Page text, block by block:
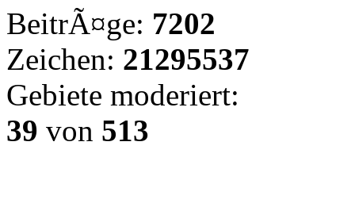
BeitrÃ¤ge: 7202
Zeichen: 21295537
Gebiete moderiert:
39 von 513